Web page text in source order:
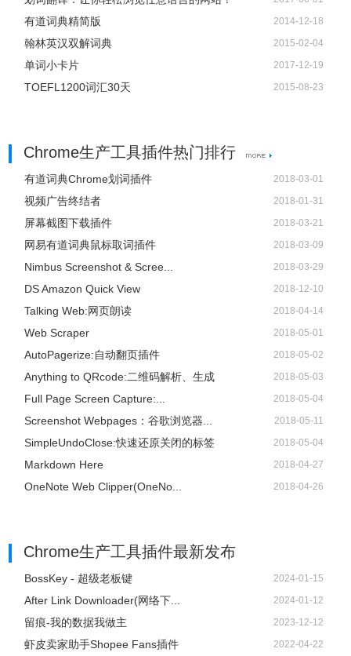
有道词典精简版 2014-12-18
翰林英汉双解词典 2015-02-04
单词小卡片 2017-12-19
TOEFL1200词汇30天 2015-08-23
Chrome生产工具插件热门排行
有道词典Chrome划词插件 2018-03-01
视频广告终结者 2018-01-31
屏幕截图下载插件 2018-03-21
网易有道词典鼠标取词插件 2018-03-09
Nimbus Screenshot & Scree... 2018-03-29
DS Amazon Quick View 2018-12-10
Talking Web:网页朗读 2018-04-14
Web Scraper 2018-05-01
AutoPagerize:自动翻页插件 2018-05-02
Anything to QRcode:二维码解析、生成 2018-05-03
Full Page Screen Capture:... 2018-05-04
Screenshot Webpages：谷歌浏览器... 2018-05-11
SimpleUndoClose:快速还原关闭的标签 2018-05-04
Markdown Here 2018-04-27
OneNote Web Clipper(OneNo... 2018-04-26
Chrome生产工具插件最新发布
BossKey - 超级老板键 2024-01-15
After Link Downloader(网络下... 2024-01-12
留痕-我的数据我做主 2023-12-12
虾皮卖家助手Shopee Fans插件 2022-04-22